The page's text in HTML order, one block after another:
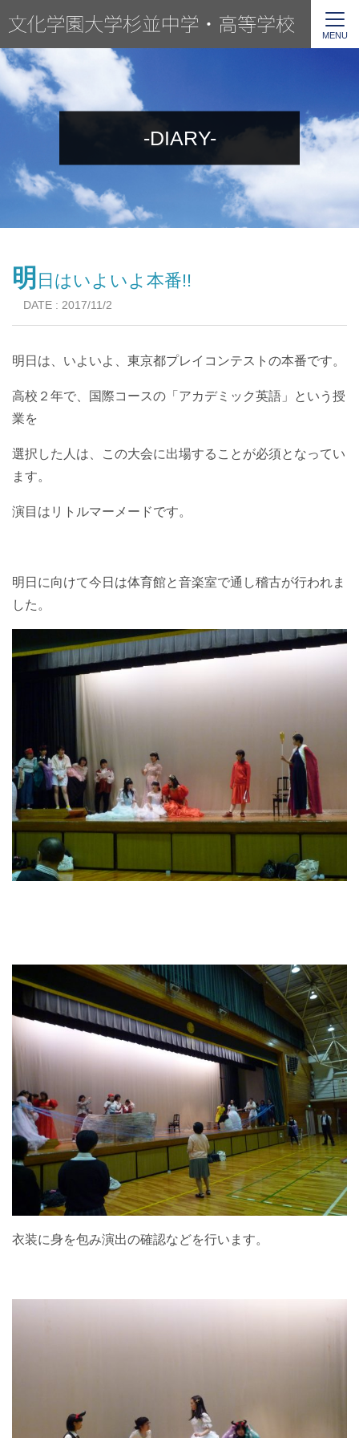
MENU
-DIARY-
明 日はいよいよ本番!!
DATE : 2017/11/2
明日は、いよいよ、東京都プレイコンテストの本番です。
高校２年で、国際コースの「アカデミック英語」という授
業を
選択した人は、この大会に出場することが必須となってい
ます。
演目はリトルマーメードです。
明日に向けて今日は体育館と音楽室で通し稽古が行われま
した。
衣装に身を包み演出の確認などを行います。